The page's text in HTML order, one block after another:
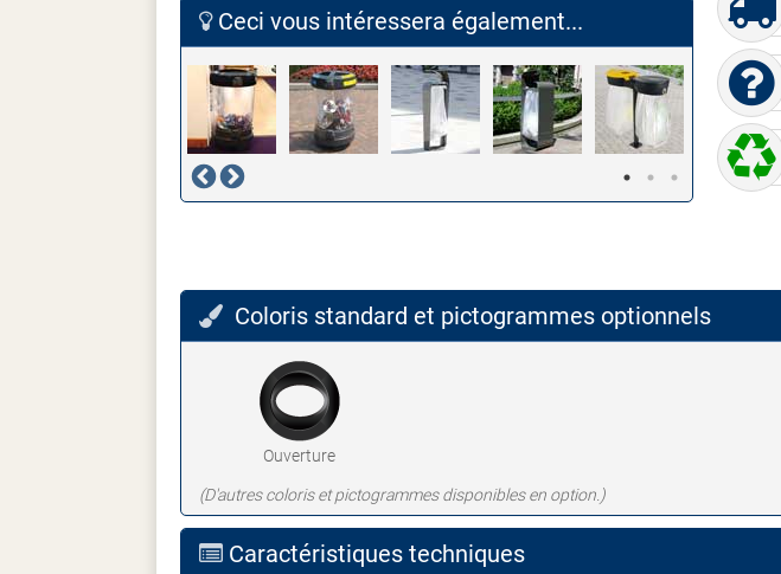
Ceci vous intéressera également...
Coloris standard et pictogrammes optionnels
Ouverture
(D'autres coloris et pictogrammes disponibles en option.)
Caractéristiques techniques